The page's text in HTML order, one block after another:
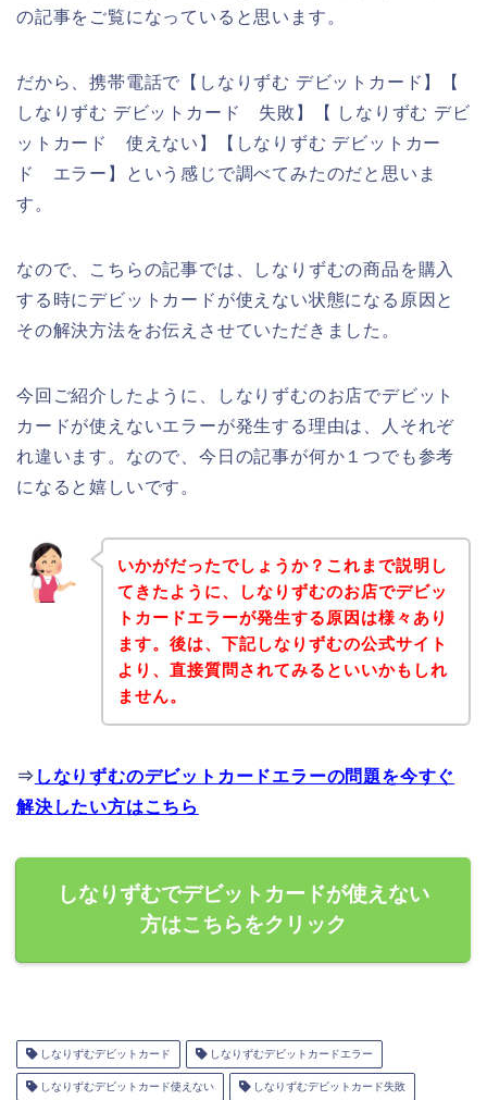
の記事をご覧になっていると思います。
だから、携帯電話で【しなりずむ デビットカード】【
しなりずむ デビットカード 失敗】【 しなりずむ デビ
ットカード 使えない】【しなりずむ デビットカー
ド エラー】という感じで調べてみたのだと思いま
す。
なので、こちらの記事では、しなりずむの商品を購入
する時にデビットカードが使えない状態になる原因と
その解決方法をお伝えさせていただきました。
今回ご紹介したように、しなりずむのお店でデビット
カードが使えないエラーが発生する理由は、人それぞ
れ違います。なので、今日の記事が何か１つでも参考
になると嬉しいです。
いかがだったでしょうか？これまで説明し
てきたように、しなりずむのお店でデビッ
トカードエラーが発生する原因は様々あり
ます。後は、下記しなりずむの公式サイト
より、直接質問されてみるといいかもしれ
ません。
⇒ しなりずむのデビットカードエラーの問題を今すぐ
解決したい方はこちら
しなりずむでデビットカードが使えない
方はこちらをクリック
しなりずむデビットカード しなりずむデビットカードエラー
しなりずむデビットカード使えない しなりずむデビットカード失敗